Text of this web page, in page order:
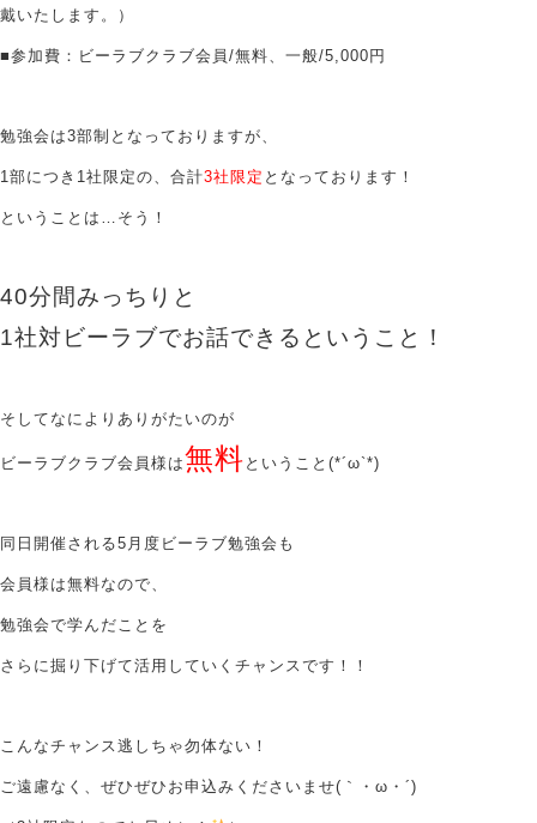
戴いたします。）
■参加費：ビーラブクラブ会員/無料、一般/5,000円
勉強会は3部制となっておりますが、
1部につき1社限定の、合計3社限定 となっております！
ということは…そう！
40分間みっちりと
1社対ビーラブでお話できるということ！
そしてなによりありがたいのが
ビーラブクラブ会員様は無料 ということ(*´ω`*)
同日開催される5月度ビーラブ勉強会も
会員様は無料なので、
勉強会で学んだことを
さらに掘り下げて活用していくチャンスです！！
こんなチャンス逃しちゃ勿体ない！
ご遠慮なく、ぜひぜひお申込みくださいませ(｀・ω・´)